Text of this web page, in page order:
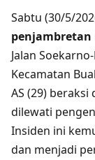
Sabtu (30/5/
penjambretan
Jalan
Kecamatan
AS (29)
dilewati
Insiden ini
dan menjadi